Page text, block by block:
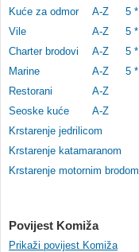
Kuće za odmor
A-Z 5 *
Vile
A-Z 5 *
Charter brodovi
A-Z 5 *
Marine
A-Z 5 *
Restorani
A-Z
Seoske kuće
A-Z
Krstarenje jedrilicom
Krstarenje katamaranom
Krstarenje motornim brodom
Povijest Komiža
Prikaži povijest Komiža